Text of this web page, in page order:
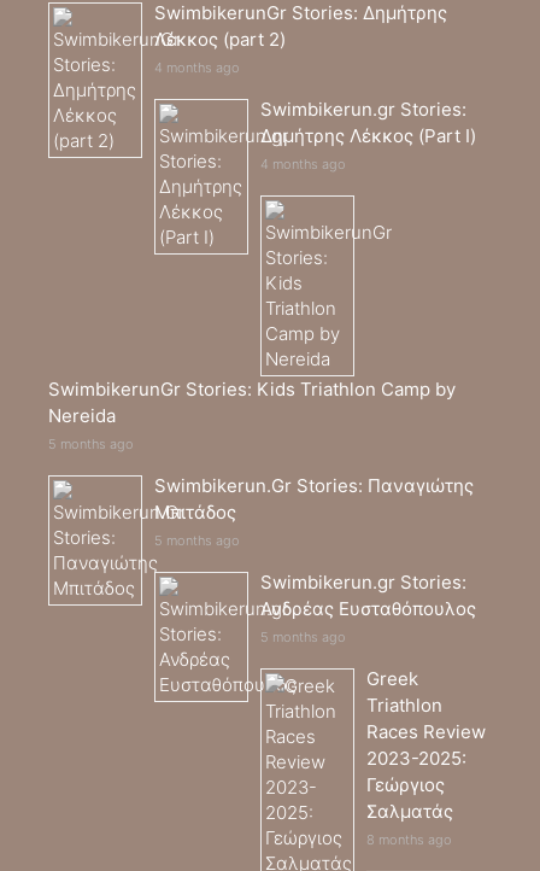
SwimbikerunGr Stories: Δημήτρης
Λέκκος (part 2)
4 months ago
Swimbikerun.gr Stories:
Δημήτρης Λέκκος (Part I)
4 months ago
SwimbikerunGr Stories: Kids Triathlon Camp by
Nereida
5 months ago
Swimbikerun.Gr Stories: Παναγιώτης
Μπιτάδος
5 months ago
Swimbikerun.gr Stories:
Ανδρέας Ευσταθόπουλος
5 months ago
Greek
Triathlon
Races Review
2023-2025:
Γεώργιος
Σαλματάς
8 months ago